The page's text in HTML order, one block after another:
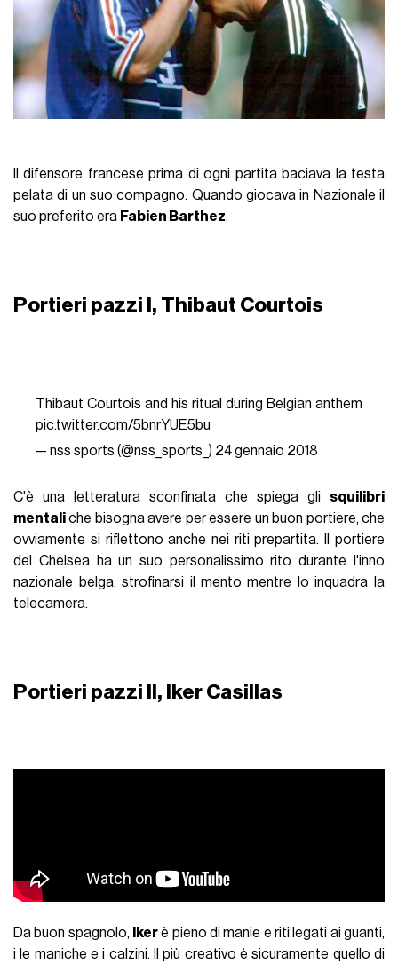
Il difensore francese prima di ogni partita baciava la testa
pelata di un suo compagno. Quando giocava in Nazionale il
suo preferito era Fabien Barthez.
Portieri pazzi I, Thibaut Courtois
Thibaut Courtois and his ritual during Belgian anthem
pic.twitter.com/5bnrYUE5bu
— nss sports (@nss_sports_) 24 gennaio 2018
C'è una letteratura sconfinata che spiega gli squilibri
mentaliche bisogna avere per essere un buon portiere, che
ovviamente si riflettono anche nei riti prepartita. Il portiere
del Chelsea ha un suo personalissimo rito durante l'inno
nazionale belga: strofinarsi il mento mentre lo inquadra la
telecamera.
Portieri pazzi II, Iker Casillas
Da buon spagnolo, Ikerè pieno di manie e riti legati ai guanti,
i le maniche e i calzini. Il più creativo è sicuramente quello di